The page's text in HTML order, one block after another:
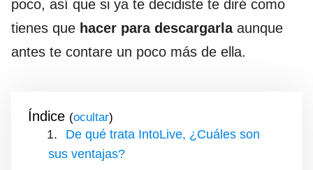
poco, así que si ya te decidiste te diré como
tienes que hacer para descargarlaaunque
antes te contare un poco más de ella.
Índice ( )
De qué trata IntoLive, ¿Cuáles son
sus ventajas?